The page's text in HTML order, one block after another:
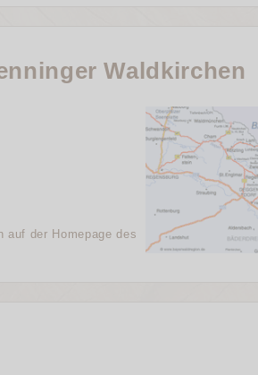
Waldkirchen
auf der Homepage des